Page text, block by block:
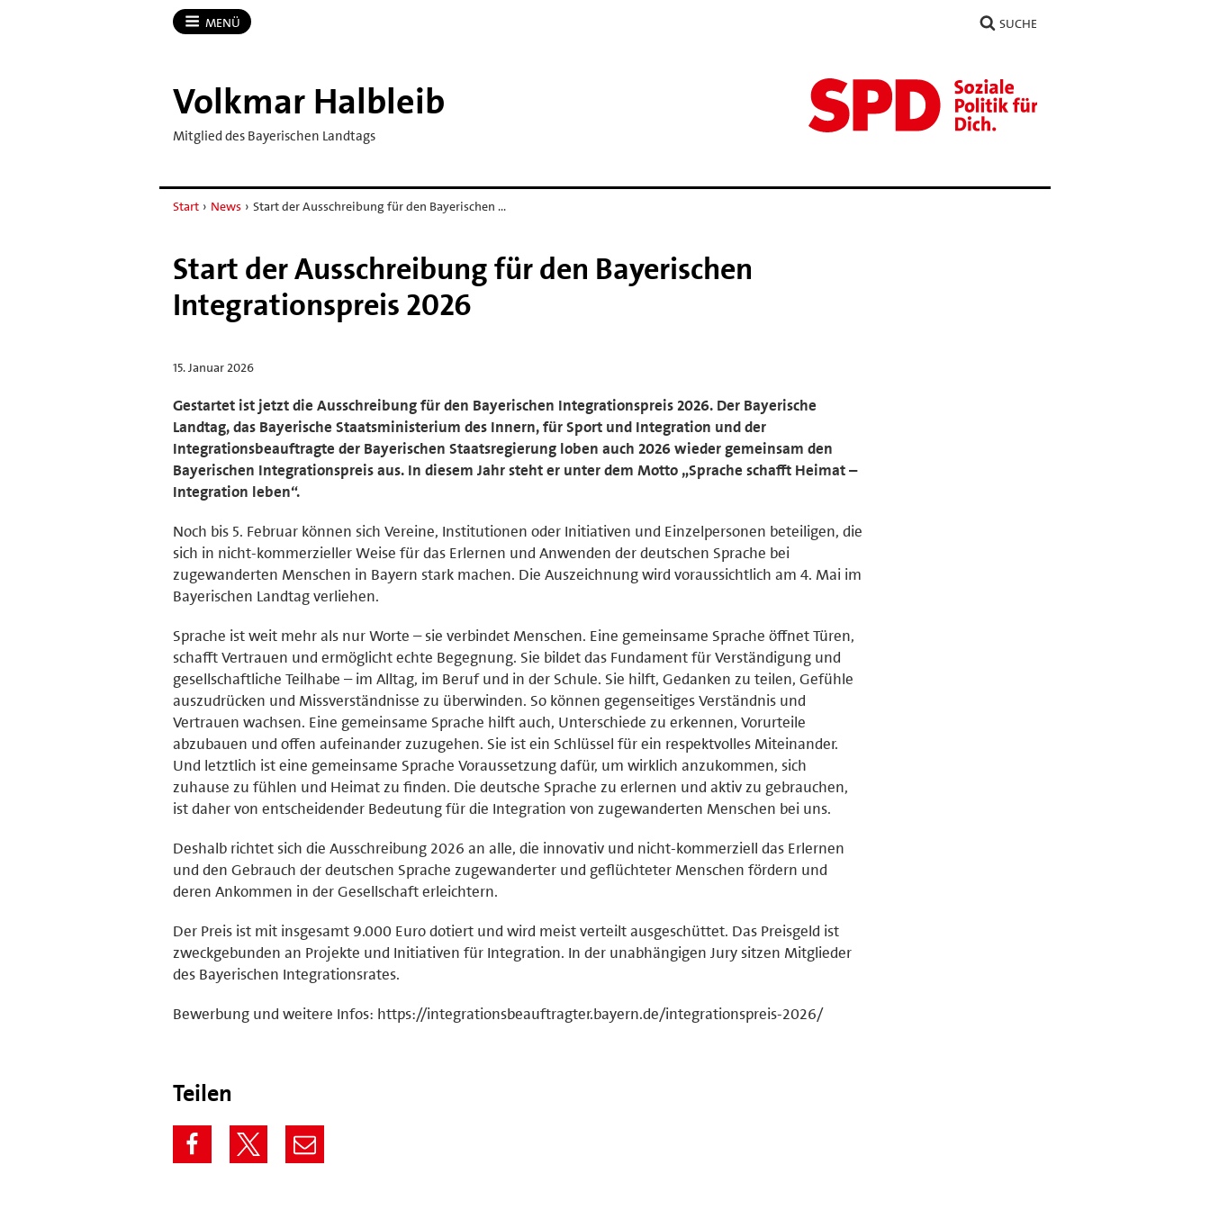
MENÜ SUCHE
Volkmar Halbleib
Mitglied des Bayerischen Landtags
Start › News › Start der Ausschreibung für den Bayerischen …
Start der Ausschreibung für den Bayerischen
Integrationspreis 2026
15. Januar 2026
Gestartet ist jetzt die Ausschreibung für den Bayerischen Integrationspreis 2026. Der Bayerische
Landtag, das Bayerische Staatsministerium des Innern, für Sport und Integration und der
Integrationsbeauftragte der Bayerischen Staatsregierung loben auch 2026 wieder gemeinsam den
Bayerischen Integrationspreis aus. In diesem Jahr steht er unter dem Motto „Sprache schafft Heimat –
Integration leben“.
Noch bis 5. Februar können sich Vereine, Institutionen oder Initiativen und Einzelpersonen beteiligen, die
sich in nicht-kommerzieller Weise für das Erlernen und Anwenden der deutschen Sprache bei
zugewanderten Menschen in Bayern stark machen. Die Auszeichnung wird voraussichtlich am 4. Mai im
Bayerischen Landtag verliehen.
Sprache ist weit mehr als nur Worte – sie verbindet Menschen. Eine gemeinsame Sprache öffnet Türen,
schafft Vertrauen und ermöglicht echte Begegnung. Sie bildet das Fundament für Verständigung und
gesellschaftliche Teilhabe – im Alltag, im Beruf und in der Schule. Sie hilft, Gedanken zu teilen, Gefühle
auszudrücken und Missverständnisse zu überwinden. So können gegenseitiges Verständnis und
Vertrauen wachsen. Eine gemeinsame Sprache hilft auch, Unterschiede zu erkennen, Vorurteile
abzubauen und offen aufeinander zuzugehen. Sie ist ein Schlüssel für ein respektvolles Miteinander.
Und letztlich ist eine gemeinsame Sprache Voraussetzung dafür, um wirklich anzukommen, sich
zuhause zu fühlen und Heimat zu finden. Die deutsche Sprache zu erlernen und aktiv zu gebrauchen,
ist daher von entscheidender Bedeutung für die Integration von zugewanderten Menschen bei uns.
Deshalb richtet sich die Ausschreibung 2026 an alle, die innovativ und nicht-kommerziell das Erlernen
und den Gebrauch der deutschen Sprache zugewanderter und geflüchteter Menschen fördern und
deren Ankommen in der Gesellschaft erleichtern.
Der Preis ist mit insgesamt 9.000 Euro dotiert und wird meist verteilt ausgeschüttet. Das Preisgeld ist
zweckgebunden an Projekte und Initiativen für Integration. In der unabhängigen Jury sitzen Mitglieder
des Bayerischen Integrationsrates.
Bewerbung und weitere Infos: https://integrationsbeauftragter.bayern.de/integrationspreis-2026/
Teilen